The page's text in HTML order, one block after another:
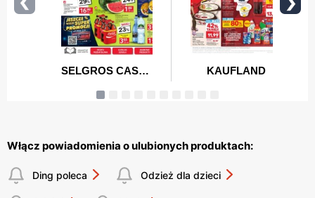
Włącz powiadomienia o ulubionych produktach:
Ding poleca Odzież dla dzieci